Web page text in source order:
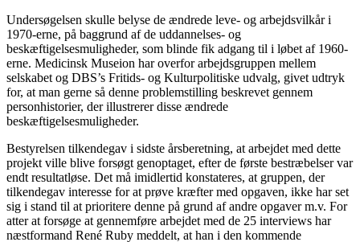
Undersøgelsen skulle belyse de ændrede leve- og arbejdsvilkår i
1970-erne, på baggrund af de uddannelses- og
beskæftigelsesmuligheder, som blinde fik adgang til i løbet af 1960-
erne. Medicinsk Museion har overfor arbejdsgruppen mellem
selskabet og DBS’s Fritids- og Kulturpolitiske udvalg, givet udtryk
for, at man gerne så denne problemstilling beskrevet gennem
personhistorier, der illustrerer disse ændrede
beskæftigelsesmuligheder.
Bestyrelsen tilkendegav i sidste årsberetning, at arbejdet med dette
projekt ville blive forsøgt genoptaget, efter de første bestræbelser var
endt resultatløse. Det må imidlertid konstateres, at gruppen, der
tilkendegav interesse for at prøve kræfter med opgaven, ikke har set
sig i stand til at prioritere denne på grund af andre opgaver m.v. For
atter at forsøge at gennemføre arbejdet med de 25 interviews har
næstformand René Ruby meddelt, at han i den kommende